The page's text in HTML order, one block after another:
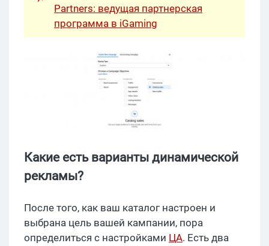
Partners: ведущая партнерская
программа в iGaming
Какие есть варианты динамической
рекламы?
После того, как ваш каталог настроен и
выбрана цель вашей кампании, пора
определиться с настройками ЦА. Есть два